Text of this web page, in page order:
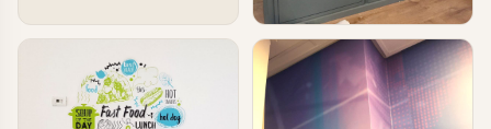
טפטים ומדבקות קיר בעסקים
טפטים לעסקים